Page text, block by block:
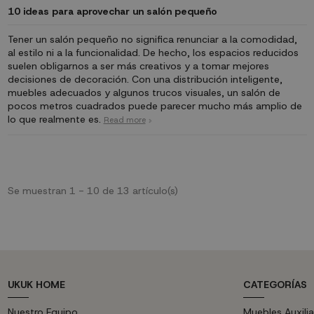
10 ideas para aprovechar un salón pequeño
Tener un salón pequeño no significa renunciar a la comodidad,
al estilo ni a la funcionalidad. De hecho, los espacios reducidos
suelen obligarnos a ser más creativos y a tomar mejores
decisiones de decoración. Con una distribución inteligente,
muebles adecuados y algunos trucos visuales, un salón de
pocos metros cuadrados puede parecer mucho más amplio de
lo que realmente es. Read more
Se muestran 1 - 10 de 13 artículo(s)
UKUK HOME CATEGORÍAS